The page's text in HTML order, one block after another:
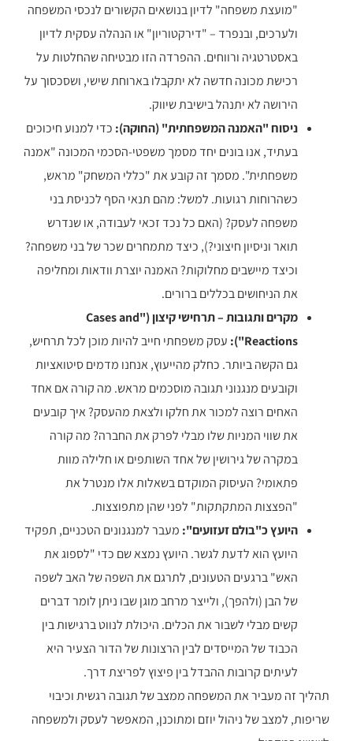
"מועצת משפחה" לדיון בנושאים הקשורים לנכסי המשפחה
ולערכים, ובנפרד – "דירקטוריון" או הנהלה עסקית לדיון
באסטרטגיה ורווחים. ההפרדה הזו מבטיחה שהחלטות על
רכישת מכונה חדשה לא יתקבלו בארוחת שישי, ושסכסוך על
הירושה לא יתנהל בישיבת שיווק.
ניסוח "האמנה המשפחתית" (החוקה): כדי למנוע חיכוכים
בעתיד, אנו בונים יחד מסמך משפטי-הסכמי המכונה "אמנה
משפחתית". מסמך זה קובע את "כללי המשחק" מראש,
כשהרוחות רגועות. למשל: מהם תנאי הסף לכניסת בני
משפחה לעסק? (האם כל נכד זכאי לעבודה, או שנדרש
תואר וניסיון חיצוני?), כיצד מתמחרים שכר של בני משפחה?
וכיצד מיישבים מחלוקות? האמנה יוצרת וודאות ומחליפה
את הניחושים בכללים ברורים.
מקרים ותגובות – תרחישי קיצון ("Cases and
Reactions"):
עסק משפחתי חייב להיות מוכן לכל תרחיש,
גם הקשה ביותר. כחלק מהייעוץ, אנחנו מדמים סיטואציות
וקובעים מנגנוני תגובה מוסכמים מראש. מה קורה אם אחד
האחים רוצה למכור את חלקו ולצאת מהעסק? איך קובעים
את שווי המניות שלו מבלי לפרק את החברה? מה קורה
במקרה של גירושין של אחד השותפים או חלילה מוות
פתאומי? העיסוק המוקדם בשאלות אלו מנטרל את
"הפצצות המתקתקות" לפני שהן מתפוצצות.
היועץ כ"בולם זעזועים": מעבר למנגנונים הטכניים, תפקיד
היועץ הוא לדעת לגשר. היועץ נמצא שם כדי "לספוג את
האש" ברגעים הטעונים, לתרגם את השפה של האב לשפה
של הבן (ולהפך), ולייצר מרחב מוגן שבו ניתן לומר דברים
קשים מבלי לשבור את הכלים. היכולת לנווט ברגישות בין
הכבוד של המייסדים לבין הרצונות של הדור הצעיר היא
לעיתים קרובות ההבדל בין פיצוץ לפריצת דרך.
תהליך זה מעביר את המשפחה ממצב של תגובה רגשית וכיבוי
שריפות, למצב של ניהול יוזם ומתוכנן, המאפשר לעסק ולמשפחה